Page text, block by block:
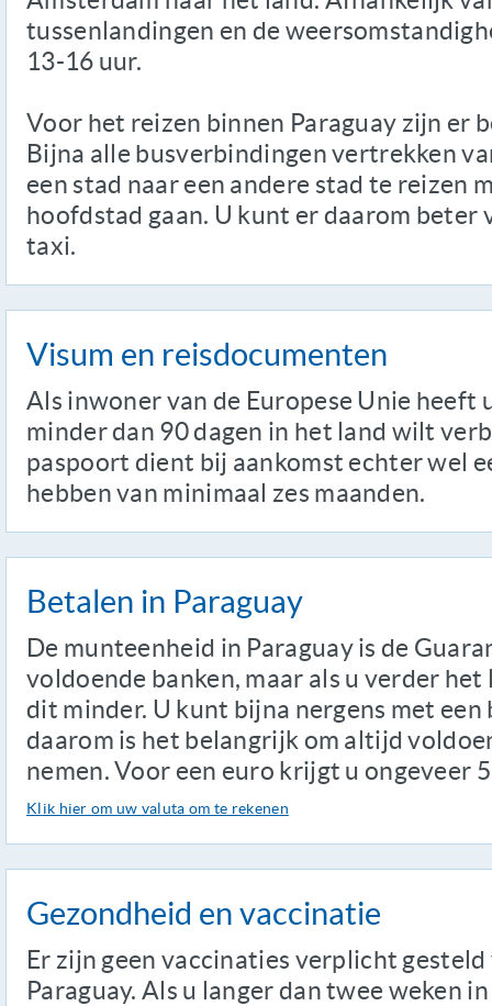
tussenlandingen en de
13-16 uur.
Voor het reizen binnen Paraguay zijn er
Bijna alle busverbindingen vertrekken
een stad naar een andere stad te reizen
hoofdstad gaan. U kunt er daarom beter
taxi.
Visum en reisdocumenten
Als inwoner van de Europese Unie heeft
minder dan 90 dagen in het land wilt
paspoort dient bij aankomst echter wel
hebben van minimaal zes maanden.
Betalen in Paraguay
De munteenheid in Paraguay is de
voldoende banken, maar als u verder
dit minder. U kunt bijna nergens met een
daarom is het belangrijk om altijd
nemen. Voor een euro krijgt u ongeveer
Klik hier om uw valuta om te rekenen
Gezondheid en vaccinatie
Er zijn geen vaccinaties verplicht
Paraguay. Als u langer dan twee weken